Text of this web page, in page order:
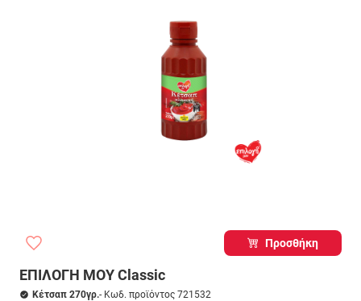
Προσθήκη
ΕΠΙΛΟΓΗ ΜΟΥ Classic
Κέτσαπ 270γρ.- Κωδ. προϊόντος 721532